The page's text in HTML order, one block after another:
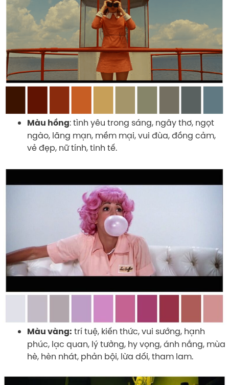
Màu hồng: tình yêu trong sáng, ngây thơ, ngọt
ngào, lãng mạn, mềm mại, vui đùa, đồng cảm,
vẻ đẹp, nữ tính, tinh tế.
Màu vàng: trí tuệ, kiến thức, vui sướng, hạnh
phúc, lạc quan, lý tưởng, hy vọng, ánh nắng, mùa
hè, hèn nhát, phản bội, lừa dối, tham lam.